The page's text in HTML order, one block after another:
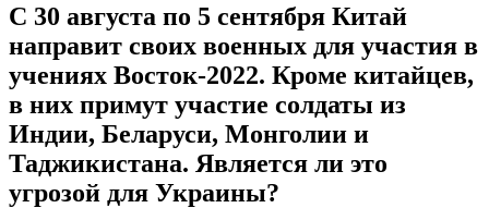
С 30 августа по 5 сентября Китай
направит своих военных для участия в
учениях Восток-2022. Кроме китайцев,
в них примут участие солдаты из
Индии, Беларуси, Монголии и
Таджикистана. Является ли это
угрозой для Украины?